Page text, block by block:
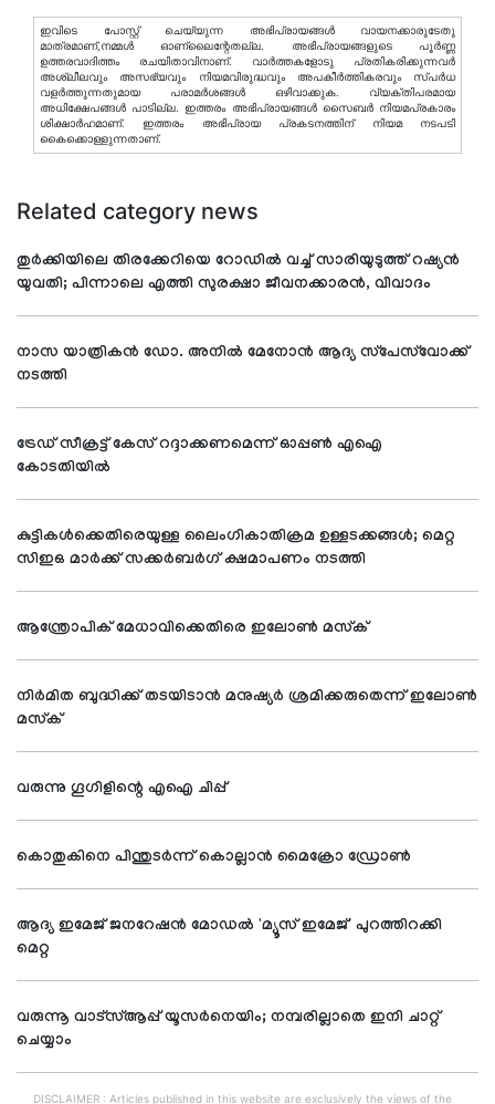
ഇവിടെ പോസ്റ്റ് ചെയ്യുന്ന അഭിപ്രായങ്ങള്‍ വായനക്കാരുടേതു
മാത്രമാണ്,നമ്മൾ ഓണ്ലൈന്റേതല്ല. അഭിപ്രായങ്ങളുടെ പൂർണ്ണ
ഉത്തരവാദിത്തം രചയിതാവിനാണ്. വാര്‍ത്തകളോടു പ്രതികരിക്കുന്നവര്‍
അശ്ലീലവും അസഭ്യവും നിയമവിരുദ്ധവും അപകീര്‍ത്തികരവും സ്പര്‍ധ
വളര്‍ത്തുന്നതുമായ പരാമര്‍ശങ്ങള്‍ ഒഴിവാക്കുക. വ്യക്തിപരമായ
അധിക്ഷേപങ്ങള്‍ പാടില്ല. ഇത്തരം അഭിപ്രായങ്ങള്‍ സൈബര്‍ നിയമപ്രകാരം
ശിക്ഷാര്‍ഹമാണ്. ഇത്തരം അഭിപ്രായ പ്രകടനത്തിന് നിയമ നടപടി
കൈക്കൊള്ളുന്നതാണ്.
Related category news
തുര്‍ക്കിയിലെ തിരക്കേറിയെ റോഡിൽ വച്ച് സാരിയുടുത്ത് റഷ്യൻ
യുവതി; പിന്നാലെ എത്തി സുരക്ഷാ ജീവനക്കാരൻ, വിവാദം
നാസ യാത്രികന്‍ ഡോ. അനില്‍ മേനോന്‍ ആദ്യ സ്‌പേസ്‌വോക്ക്
നടത്തി
ട്രേഡ് സീക്രട്ട് കേസ് റദ്ദാക്കണമെന്ന് ഓപ്പണ്‍ എഐ
കോടതിയില്‍
കുട്ടികള്‍ക്കെതിരെയുള്ള ലൈംഗികാതിക്രമ ഉള്ളടക്കങ്ങള്‍; മെറ്റ
സിഇഒ മാര്‍ക്ക് സക്കര്‍ബര്‍ഗ് ക്ഷമാപണം നടത്തി
ആന്ത്രോപിക് മേധാവിക്കെതിരെ ഇലോണ്‍ മസ്‌ക്
നിര്‍മിത ബുദ്ധിക്ക് തടയിടാന്‍ മനുഷ്യര്‍ ശ്രമിക്കരുതെന്ന് ഇലോണ്‍
മസ്‌ക്
വരുന്നു ഗൂഗിളിന്റെ എഐ ചിപ്പ്
കൊതുകിനെ പിന്തുടര്‍ന്ന് കൊല്ലാന്‍ മൈക്രോ ഡ്രോണ്‍
ആദ്യ ഇമേജ് ജനറേഷന്‍ മോഡല്‍ 'മ്യൂസ് ഇമേജ്' പുറത്തിറക്കി
മെറ്റ
വരുന്നൂ വാട്‌സ്ആപ്പ് യൂസര്‍നെയിം; നമ്പരില്ലാതെ ഇനി ചാറ്റ്
ചെയ്യാം
DISCLAIMER : Articles published in this website are exclusively the views of the